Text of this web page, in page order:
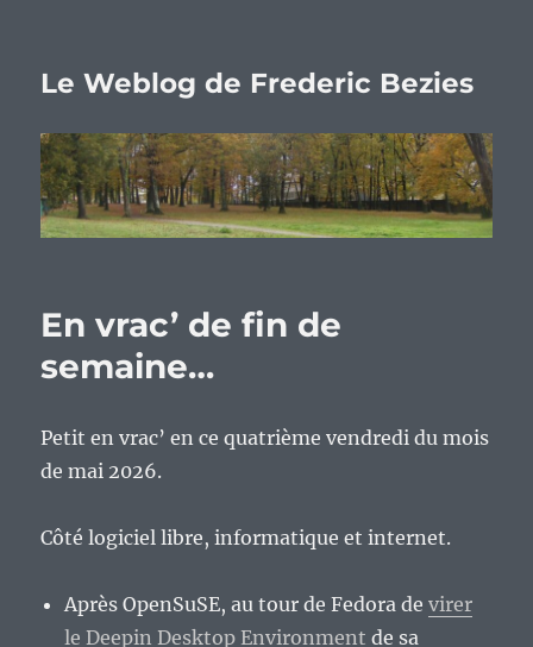
Le Weblog de Frederic Bezies
En vrac’ de fin de
semaine…
Petit en vrac’ en ce quatrième vendredi du mois
de mai 2026.
Côté logiciel libre, informatique et internet.
Après OpenSuSE, au tour de Fedora devirer
le Deepin Desktop Environment de sa